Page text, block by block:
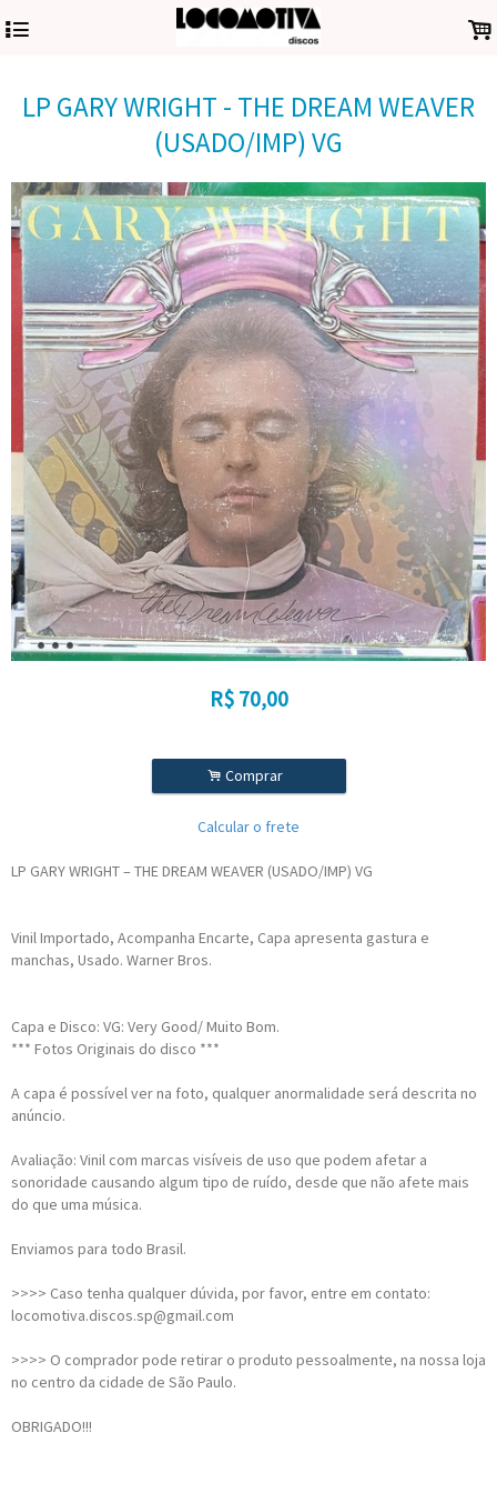
4 .
LP GARY WRIGHT - THE DREAM WEAVER
(USADO/IMP) VG
R$ 70,00
. Comprar
Calcular o frete
LP GARY WRIGHT – THE DREAM WEAVER (USADO/IMP) VG
Vinil Importado, Acompanha Encarte, Capa apresenta gastura e
manchas, Usado. Warner Bros.
Capa e Disco: VG: Very Good/ Muito Bom.
*** Fotos Originais do disco ***
A capa é possível ver na foto, qualquer anormalidade será descrita no
anúncio.
Avaliação: Vinil com marcas visíveis de uso que podem afetar a
sonoridade causando algum tipo de ruído, desde que não afete mais
do que uma música.
Enviamos para todo Brasil.
>>>> Caso tenha qualquer dúvida, por favor, entre em contato:
locomotiva.discos.sp@gmail.com
>>>> O comprador pode retirar o produto pessoalmente, na nossa loja
no centro da cidade de São Paulo.
OBRIGADO!!!